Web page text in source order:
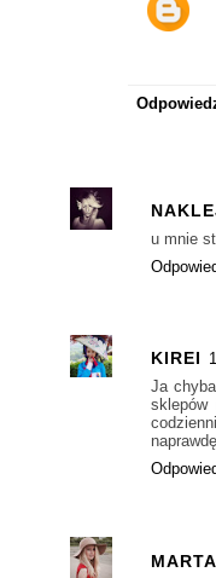
u mnie
KIREI
Ja
sklepów